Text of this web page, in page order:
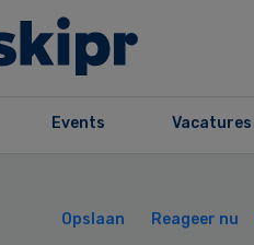
Events Vacatures
Opslaan Reageer nu